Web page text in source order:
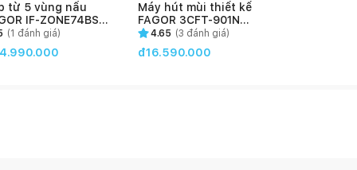
từ 5 vùng nấu
IF-ZONE74BS
(1 đánh giá)
VietNam
Máy hút mùi thiết kế
FAGOR 3CFT-901N
(400.0002)
4.65 (3 đánh giá)
đ16.590.000